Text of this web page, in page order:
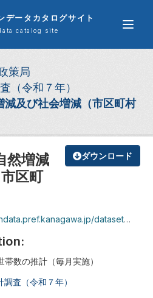
データカタログサイト
catalog site
策局
（令和７年）
減及び社会増減（市区町村
ダウンロード
然増減
区町
bd88-81f3384b4be7/resource/0fac4e39-a1f1-47fa-8967-4f7f06711630/download/shizenzogen_r7_7.xlsx
数の推計（毎月実施）
査（令和７年）